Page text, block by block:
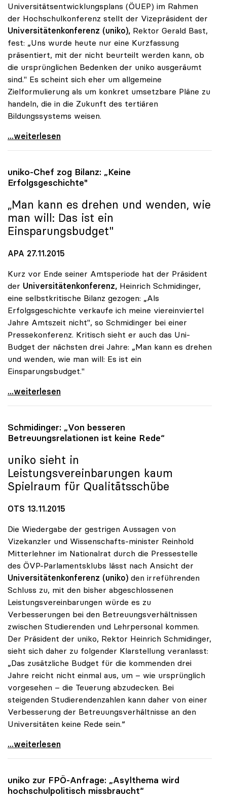
Universitätsentwicklungsplans (ÖUEP) im Rahmen
der Hochschulkonferenz stellt der Vizepräsident der
Universitätenkonferenz (uniko), Rektor Gerald Bast,
fest: „Uns wurde heute nur eine Kurzfassung
präsentiert, mit der nicht beurteilt werden kann, ob
die ursprünglichen Bedenken der uniko ausgeräumt
sind." Es scheint sich eher um allgemeine
Zielformulierung als um konkret umsetzbare Pläne zu
handeln, die in die Zukunft des tertiären
Bildungssystems weisen.
uniko: Universitätsentwicklungsplan zeigt nur
...weiterlesen
uniko-Chef zog Bilanz: „Keine
Erfolgsgeschichte"
„Man kann es drehen und wenden, wie
man will: Das ist ein
Einsparungsbudget"
APA 27.11.2015
Kurz vor Ende seiner Amtsperiode hat der Präsident
der Universitätenkonferenz, Heinrich Schmidinger,
eine selbstkritische Bilanz gezogen: „Als
Erfolgsgeschichte verkaufe ich meine viereinviertel
Jahre Amtszeit nicht", so Schmidinger bei einer
Pressekonferenz. Kritisch sieht er auch das Uni-
Budget der nächsten drei Jahre: „Man kann es drehen
und wenden, wie man will: Es ist ein
Einsparungsbudget."
uniko-Chef zog Bilanz: „Keine Erfolgsgeschichte\"
...weiterlesen
Schmidinger: „Von besseren
Betreuungsrelationen ist keine Rede“
uniko sieht in
Leistungsvereinbarungen kaum
Spielraum für Qualitätsschübe
OTS 13.11.2015
Die Wiedergabe der gestrigen Aussagen von
Vizekanzler und Wissenschafts-minister Reinhold
Mitterlehner im Nationalrat durch die Pressestelle
des ÖVP-Parlamentsklubs lässt nach Ansicht der
Universitätenkonferenz (uniko) den irreführenden
Schluss zu, mit den bisher abgeschlossenen
Leistungsvereinbarungen würde es zu
Verbesserungen bei den Betreuungsverhältnissen
zwischen Studierenden und Lehrpersonal kommen.
Der Präsident der uniko, Rektor Heinrich Schmidinger,
sieht sich daher zu folgender Klarstellung veranlasst:
„Das zusätzliche Budget für die kommenden drei
Jahre reicht nicht einmal aus, um – wie ursprünglich
vorgesehen – die Teuerung abzudecken. Bei
steigenden Studierendenzahlen kann daher von einer
Verbesserung der Betreuungsverhältnisse an den
Universitäten keine Rede sein.“
Schmidinger: „Von besseren Betreuungsrelationen
...weiterlesen
uniko zur FPÖ-Anfrage: „Asylthema wird
hochschulpolitisch missbraucht“